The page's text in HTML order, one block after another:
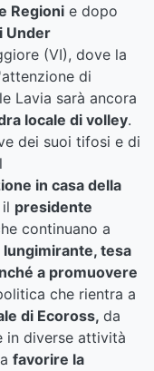
Regioni e dopo
Under
(VI), dove la
di
Lavia sarà ancora
locale di volley.
dei suoi tifosi e di
in casa della
presidente
continuano a
lungimirante, tesa
a promuovere
che rientra a
di Ecoross, da
in diverse attività
a favorire la